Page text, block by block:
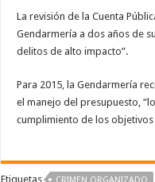
La revisión de la Cuenta
Gendarmería a dos años de
delitos de alto impacto”.
Para 2015, la Gendarmería
el manejo del presupuesto,
cumplimiento de los
Etiquetas